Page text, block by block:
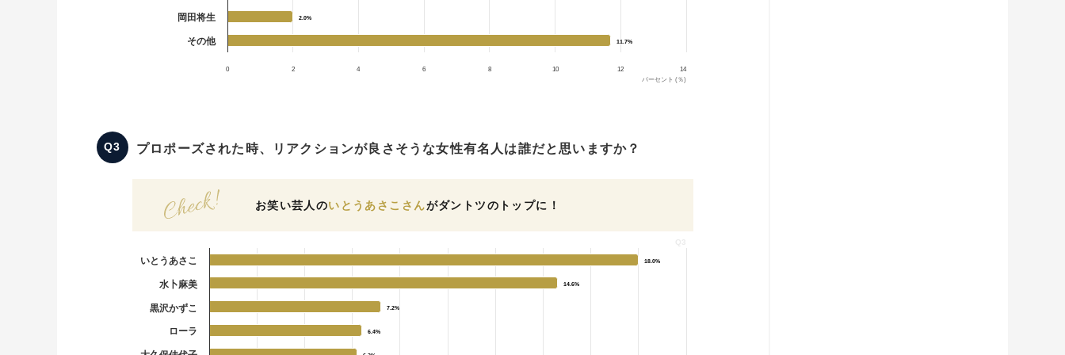
パーセント (％)
2.0%
2.0%
11.7%
11.7%
0 2 4 6 8 10 12 14
岡田将生
その他
プロポーズされた時、リアクションが良さそうな女性有名人は誰だと思いますか？
お笑い芸人のいとうあさこさんがダントツのトップに！
18.0%
18.0%
14.6%
14.6%
7.2%
7.2%
6.4%
6.4%
いとうあさこ
水卜麻美
黒沢かずこ
ローラ